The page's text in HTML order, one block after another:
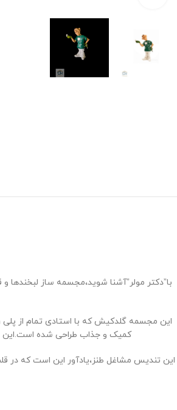
با”دکتر مولر”آشنا شوید،مجسمه ‌ساز
این مجسمه گلدکیش که با استادی تمام از
کمیک و جذاب طراحی شده است.این
این تندیس مشاغل طنز،یادآور این است که در